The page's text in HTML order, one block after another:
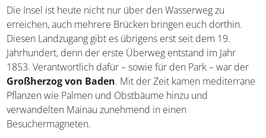
Die Insel ist heute nicht nur über den Wasserweg zu
erreichen, auch mehrere Brücken bringen euch dorthin.
Diesen Landzugang gibt es übrigens erst seit dem 19.
Jahrhundert, denn der erste Überweg entstand im Jahr
1853. Verantwortlich dafür – sowie für den Park – war der
Großherzog von Baden. Mit der Zeit kamen
mediterrane Pflanzen wie Palmen und Obstbäume hinzu
und verwandelten Mainau zunehmend in einen